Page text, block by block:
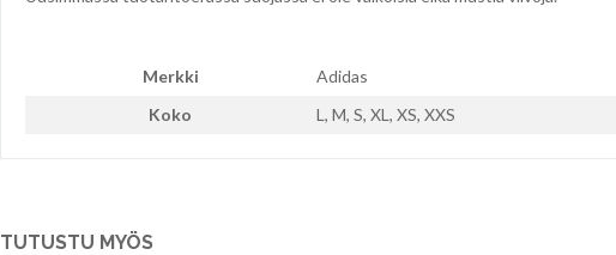
Merkki
Adidas
Koko
L, M, S, XL, XS, XXS
TUTUSTU MYÖS